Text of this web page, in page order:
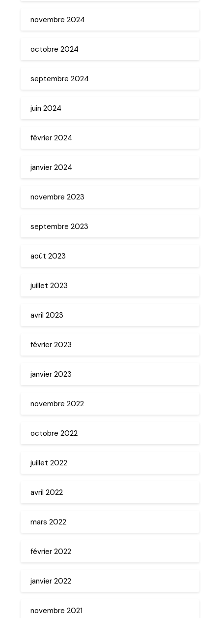
novembre 2024
octobre 2024
septembre 2024
juin 2024
février 2024
janvier 2024
novembre 2023
septembre 2023
août 2023
juillet 2023
avril 2023
février 2023
janvier 2023
novembre 2022
octobre 2022
juillet 2022
avril 2022
mars 2022
février 2022
janvier 2022
novembre 2021